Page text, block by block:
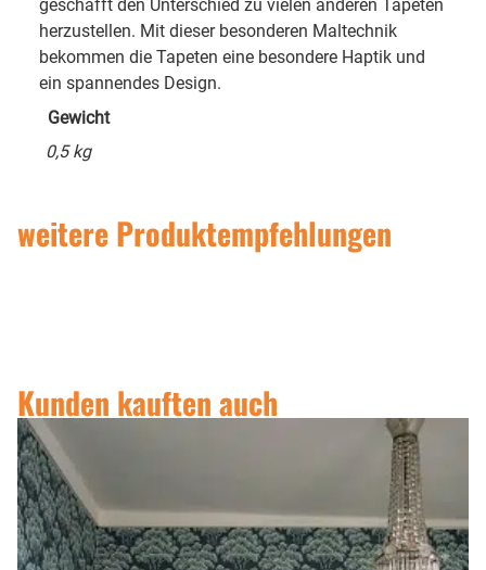
geschafft den Unterschied zu vielen anderen Tapeten
herzustellen. Mit dieser besonderen Maltechnik
bekommen die Tapeten eine besondere Haptik und
ein spannendes Design.
Gewicht
0,5 kg
weitere Produktempfehlungen
Kunden kauften auch